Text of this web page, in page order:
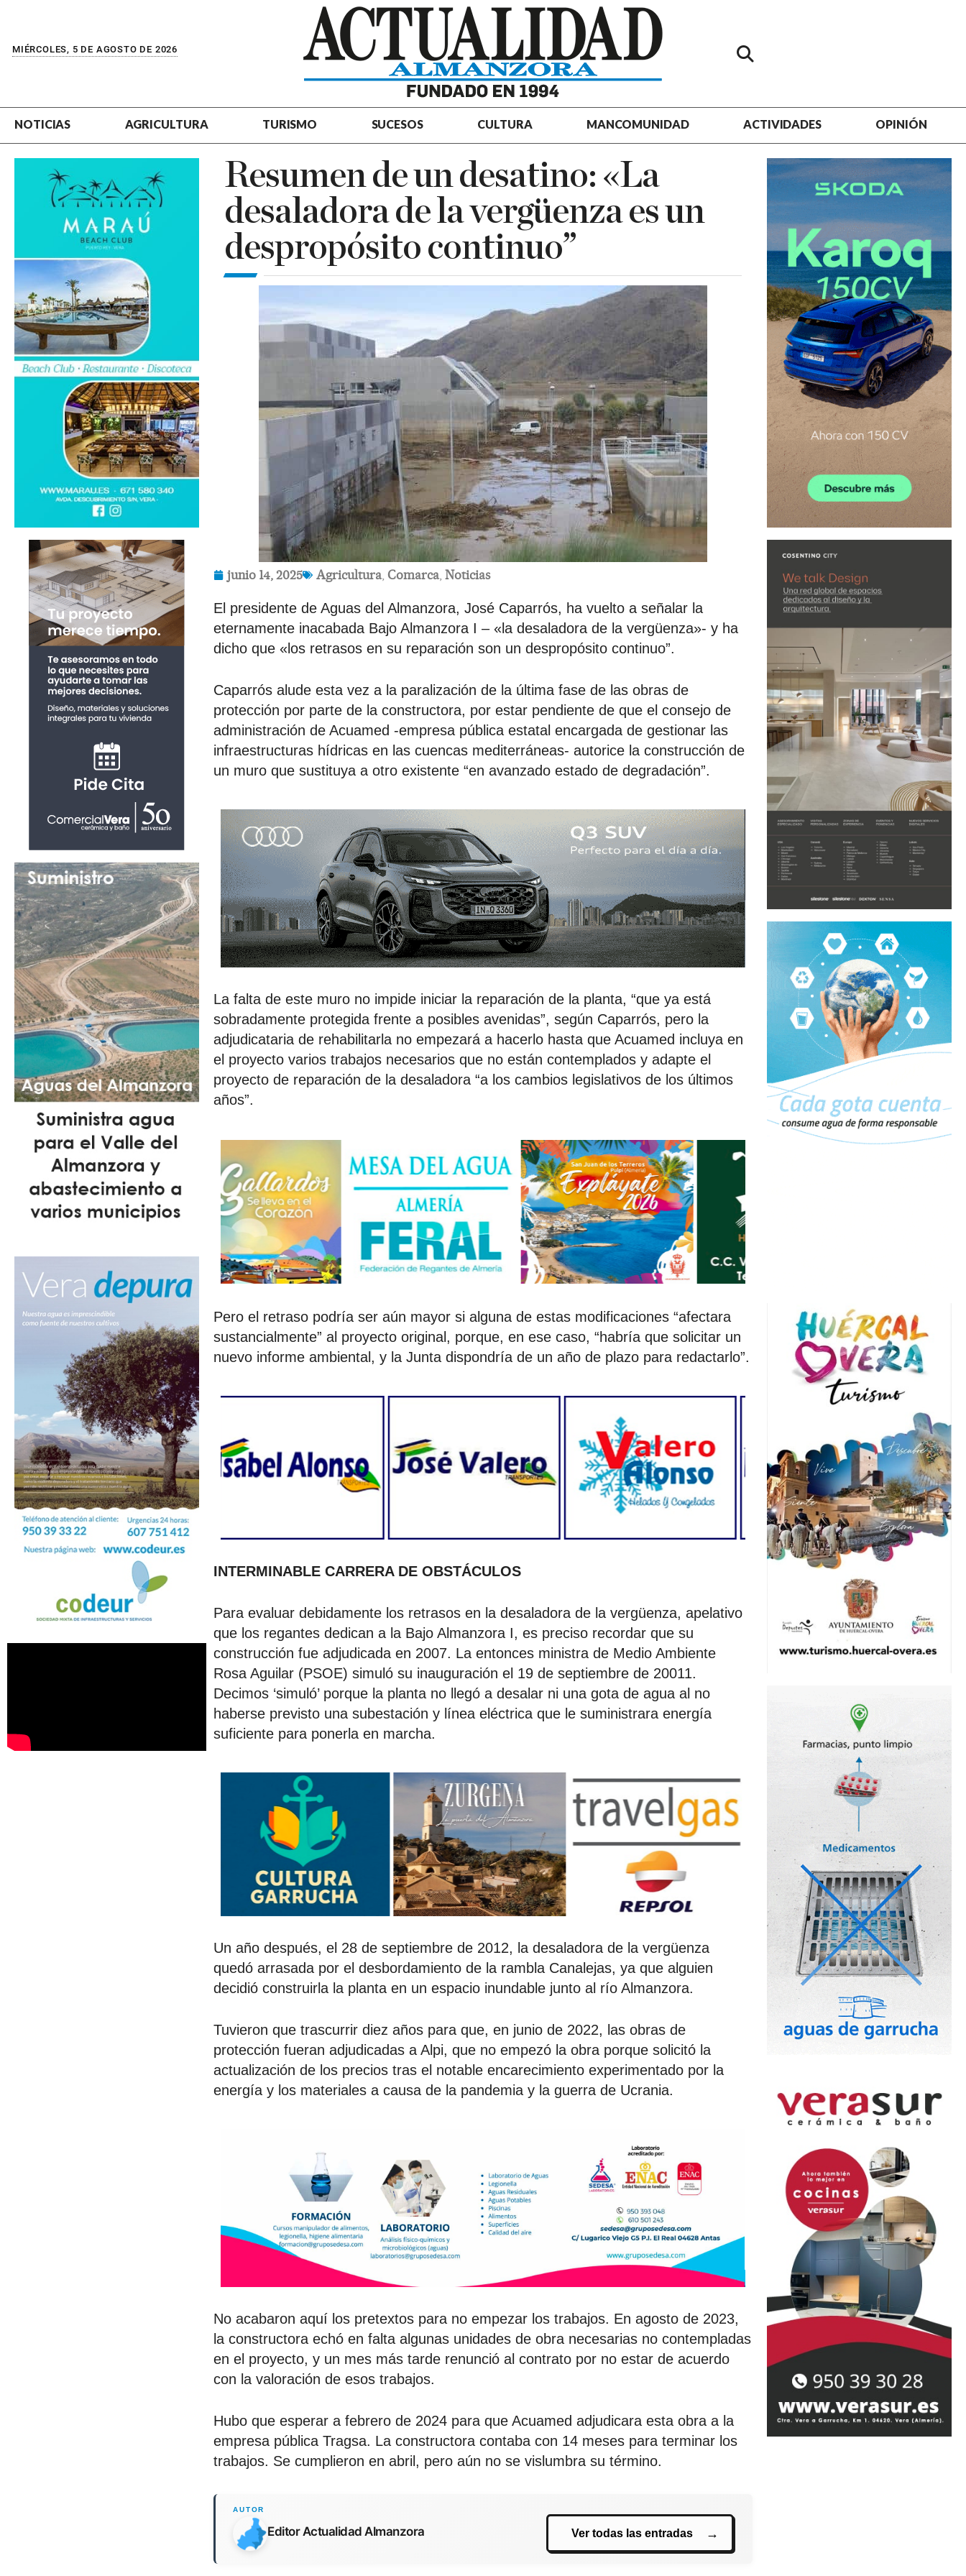
MIÉRCOLES, 5 DE AGOSTO DE 2026
NOTICIAS AGRICULTURA TURISMO SUCESOS CULTURA MANCOMUNIDAD ACTIVIDADES OPINIÓN
Resumen de un desatino: «La
desaladora de la vergüenza es un
despropósito continuo”
junio 14, 2025 Agricultura ,Comarca ,Noticias
El presidente de Aguas del Almanzora, José Caparrós, ha vuelto a señalar la
eternamente inacabada Bajo Almanzora I – «la desaladora de la vergüenza»- y ha
dicho que «los retrasos en su reparación son un despropósito continuo”.
Caparrós alude esta vez a la paralización de la última fase de las obras de
protección por parte de la constructora, por estar pendiente de que el consejo de
administración de Acuamed -empresa pública estatal encargada de gestionar las
infraestructuras hídricas en las cuencas mediterráneas- autorice la construcción de
un muro que sustituya a otro existente “en avanzado estado de degradación”.
La falta de este muro no impide iniciar la reparación de la planta, “que ya está
sobradamente protegida frente a posibles avenidas”, según Caparrós, pero la
adjudicataria de rehabilitarla no empezará a hacerlo hasta que Acuamed incluya en
el proyecto varios trabajos necesarios que no están contemplados y adapte el
proyecto de reparación de la desaladora “a los cambios legislativos de los últimos
años”.
Pero el retraso podría ser aún mayor si alguna de estas modificaciones “afectara
sustancialmente” al proyecto original, porque, en ese caso, “habría que solicitar un
nuevo informe ambiental, y la Junta dispondría de un año de plazo para redactarlo”.
INTERMINABLE CARRERA DE OBSTÁCULOS
Para evaluar debidamente los retrasos en la desaladora de la vergüenza, apelativo
que los regantes dedican a la Bajo Almanzora I, es preciso recordar que su
construcción fue adjudicada en 2007. La entonces ministra de Medio Ambiente
Rosa Aguilar (PSOE) simuló su inauguración el 19 de septiembre de 20011.
Decimos ‘simuló’ porque la planta no llegó a desalar ni una gota de agua al no
haberse previsto una subestación y línea eléctrica que le suministrara energía
suficiente para ponerla en marcha.
Un año después, el 28 de septiembre de 2012, la desaladora de la vergüenza
quedó arrasada por el desbordamiento de la rambla Canalejas, ya que alguien
decidió construirla la planta en un espacio inundable junto al río Almanzora.
Tuvieron que trascurrir diez años para que, en junio de 2022, las obras de
protección fueran adjudicadas a Alpi, que no empezó la obra porque solicitó la
actualización de los precios tras el notable encarecimiento experimentado por la
energía y los materiales a causa de la pandemia y la guerra de Ucrania.
No acabaron aquí los pretextos para no empezar los trabajos. En agosto de 2023,
la constructora echó en falta algunas unidades de obra necesarias no contempladas
en el proyecto, y un mes más tarde renunció al contrato por no estar de acuerdo
con la valoración de esos trabajos.
Hubo que esperar a febrero de 2024 para que Acuamed adjudicara esta obra a la
empresa pública Tragsa. La constructora contaba con 14 meses para terminar los
trabajos. Se cumplieron en abril, pero aún no se vislumbra su término.
Editor Actualidad Almanzora Ver todas las entradas